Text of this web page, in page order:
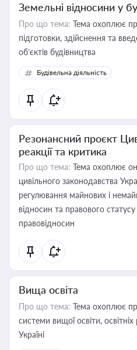
Земельні відносини у
Про що тема: Тема охоплює
підготовки, здійснення та
об’єктів будівництва
Будівельна діяльність
Резонансний проєкт
реакції та критика
Про що тема: Тема охоплює
цивільного законодавства
регулювання майнових і
відносин та правового
правовідносин
Вища освіта
Про що тема: Тема охоплює
системи вищої освіти, освітніх
Україні